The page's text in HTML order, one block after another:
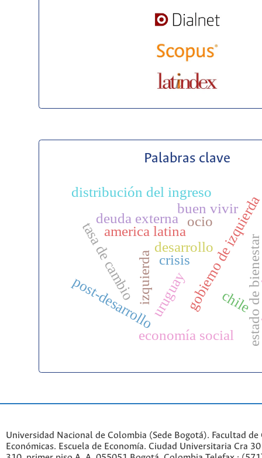
Palabras clave
america latinagobierno de
desarrollo
izquierda
post-desarrollo
deuda externa
tasa de cambio estado de bienestar
economía social
buen vivir
distribución del ingreso
uruguay chile
crisis
ocio
Universidad Nacional de Colombia (Sede Bogotá). Facultad de
Económicas. Escuela de Economía. Ciudad Universitaria Cra